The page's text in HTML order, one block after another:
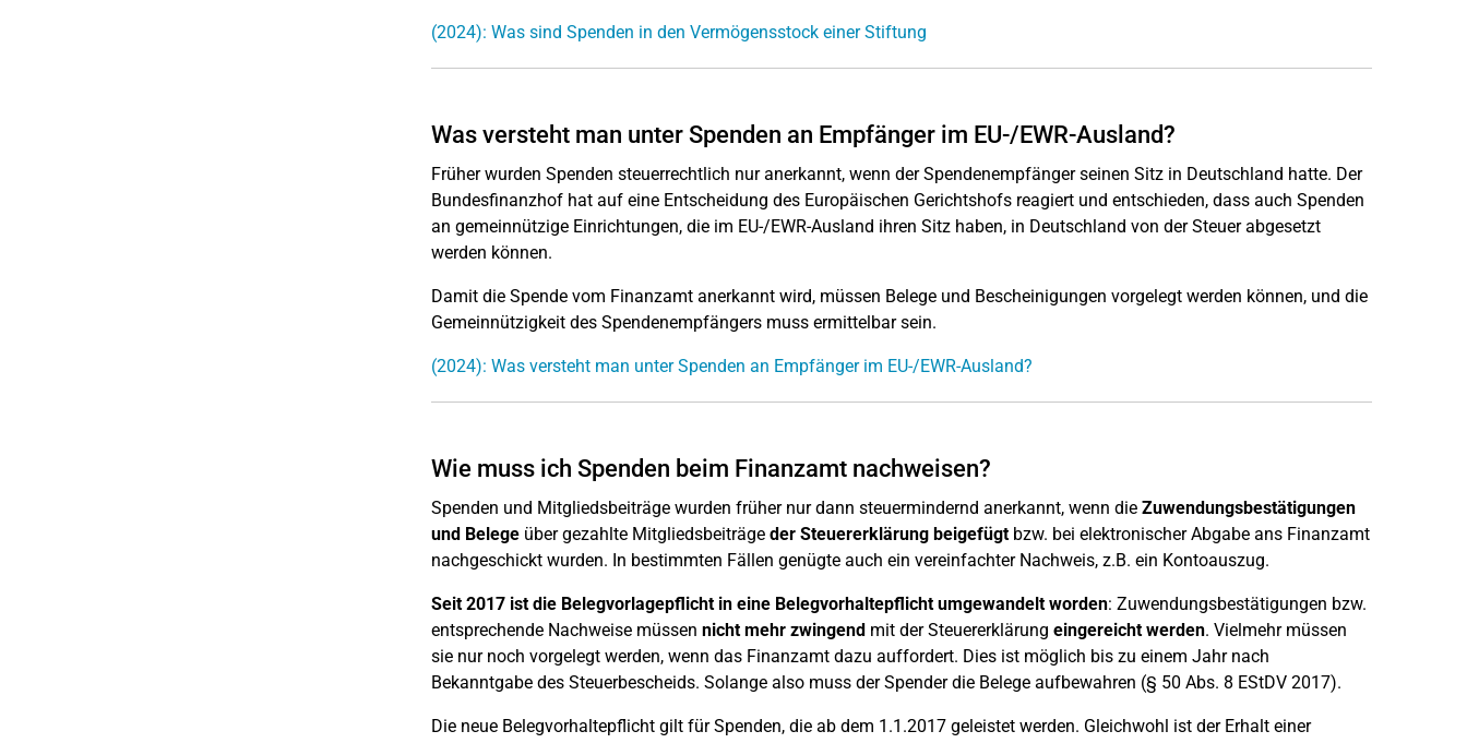
(2024): Was sind Spenden in den Vermögensstock einer Stiftung
Was versteht man unter Spenden an Empfänger im EU-/EWR-Ausland?
Früher wurden Spenden steuerrechtlich nur anerkannt, wenn der Spendenempfänger seinen Sitz in Deutschland hatte. Der
Bundesfinanzhof hat auf eine Entscheidung des Europäischen Gerichtshofs reagiert und entschieden, dass auch Spenden
an gemeinnützige Einrichtungen, die im EU-/EWR-Ausland ihren Sitz haben, in Deutschland von der Steuer abgesetzt
werden können.
Damit die Spende vom Finanzamt anerkannt wird, müssen Belege und Bescheinigungen vorgelegt werden können, und die
Gemeinnützigkeit des Spendenempfängers muss ermittelbar sein.
(2024): Was versteht man unter Spenden an Empfänger im EU-/EWR-Ausland?
Wie muss ich Spenden beim Finanzamt nachweisen?
Spenden und Mitgliedsbeiträge wurden früher nur dann steuermindernd anerkannt, wenn die Zuwendungsbestätigungen
und Belegeüber gezahlte Mitgliedsbeiträge der Steuererklärung beigefügtbzw. bei elektronischer Abgabe ans Finanzamt
nachgeschickt wurden. In bestimmten Fällen genügte auch ein vereinfachter Nachweis, z.B. ein Kontoauszug.
Seit 2017 ist die Belegvorlagepflicht in eine Belegvorhaltepflicht umgewandelt worden: Zuwendungsbestätigungen bzw.
entsprechende Nachweise müssen nicht mehr zwingendmit der Steuererklärung eingereicht werden. Vielmehr müssen
sie nur noch vorgelegt werden, wenn das Finanzamt dazu auffordert. Dies ist möglich bis zu einem Jahr nach
Bekanntgabe des Steuerbescheids. Solange also muss der Spender die Belege aufbewahren (§ 50 Abs. 8 EStDV 2017).
Die neue Belegvorhaltepflicht gilt für Spenden, die ab dem 1.1.2017 geleistet werden. Gleichwohl ist der Erhalt einer